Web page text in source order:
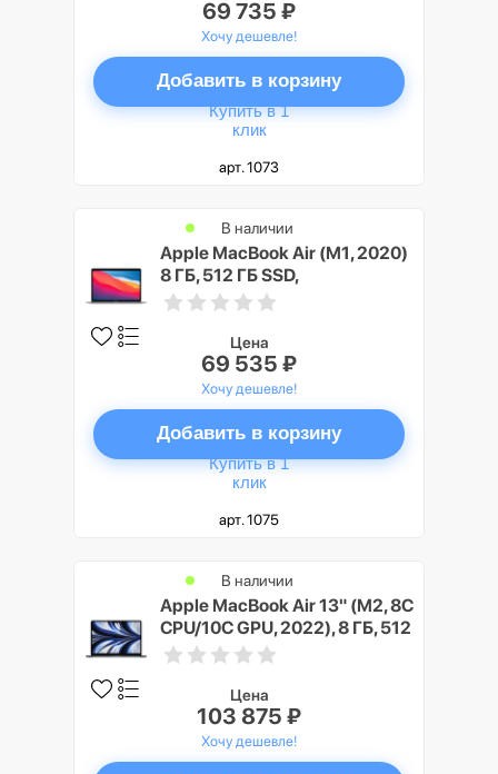
69 735 ₽
Хочу дешевле!
Добавить в корзину
Купить в 1
клик
арт. 1073
Apple MacBook Air (M1, 2020)
8 ГБ, 512 ГБ SSD,
серебристый
В наличии
Цена
69 535 ₽
Хочу дешевле!
Добавить в корзину
Купить в 1
клик
арт. 1075
Apple MacBook Air 13" (M2, 8C
CPU/10C GPU, 2022), 8 ГБ, 512
ГБ SSD, «полуночный
В наличии
Цена
103 875 ₽
Хочу дешевле!